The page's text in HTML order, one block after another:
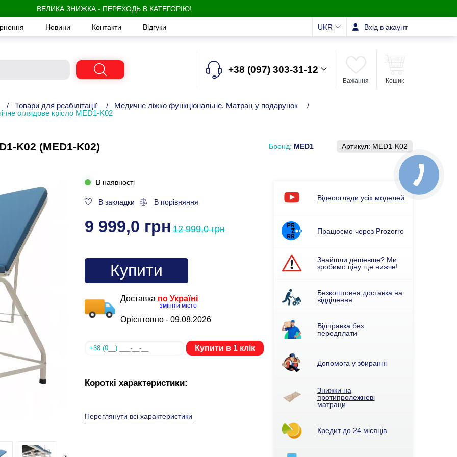
ВЕЛИКА ЗНИЖКА - ПЕРЕХОДЬ В КАТЕГОРІЮ!
Новини Контакти Відгуки UKR Вхід в акаунт
+38 (097) 303-31-12
Бажання Кошик
/ Товари для реабілітації / Медичне ліжко функціональне. Матрац у подарунок
/
оглядове крісло MED1-K02
K02 (MED1-K02) Бренд: MED1 Артикул: MED1-K02
В наявності
В закладки В порівняння
9 999,0 грн 12 999,0 грн
Купити
Доставка по Україні
змініти місто
Орієнтовно - 09.08.2026
Купити в 1 клік
Короткі характеристики:
Переглянути всі характеристики
Відеоогляди усіх моделей
Працюємо через Prozorro
Знайшли дешевше? Ми
зробимо ціну ще нижче!
Безкоштовна доставка на
відділення
Відправка без
передплати
Допомога у збиранні
Знижки на
протипролежневі
матраци
Кредит до 24 місяців